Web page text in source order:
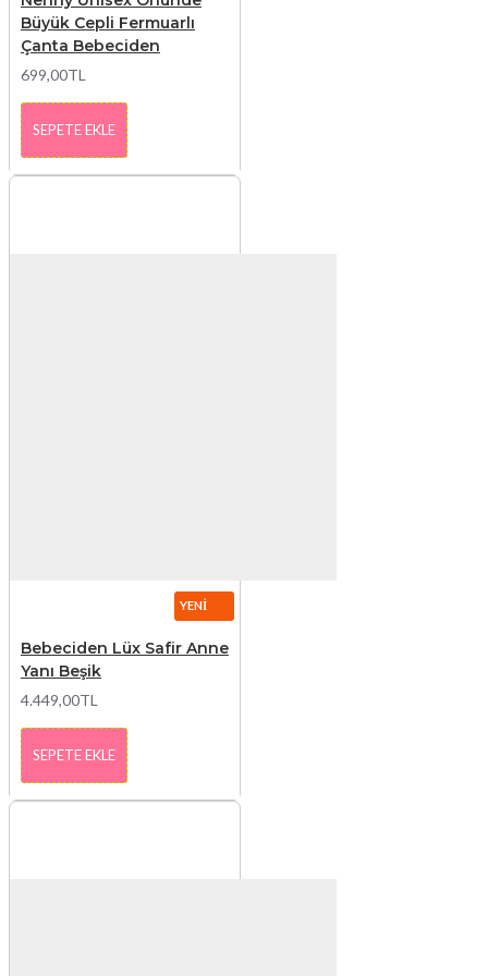
Büyük Cepli Fermuarlı
Çanta Bebeciden
699,00TL
SEPETE EKLE
YENI
Bebeciden Lüx Safir Anne
Yanı Beşik
4.449,00TL
SEPETE EKLE